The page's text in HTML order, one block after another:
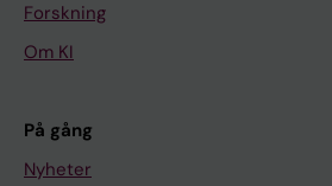
Forskning
Om KI
På gång
Nyheter